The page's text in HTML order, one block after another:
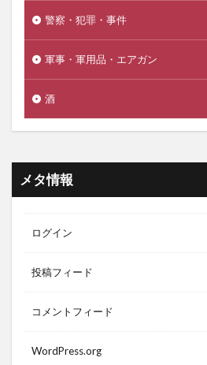
警察・犯罪・事件
軍事・軍用品・エアガン
酒
メタ情報
ログイン
投稿フィード
コメントフィード
WordPress.org